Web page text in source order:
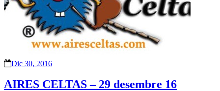
Dic 30, 2016
AIRES CELTAS – 29 desembre 16